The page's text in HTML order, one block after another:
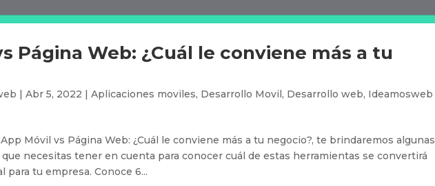
Página Web: ¿Cuál le conviene más a tu
|Abr 5, 2022 |Aplicaciones moviles, Desarrollo Movil, Desarrollo web, Ideamosweb
Móvil vs Página Web: ¿Cuál le conviene más a tu negocio?, te brindaremos algunas
necesitas tener en cuenta para conocer cuál de estas herramientas se convertirá
para tu empresa. Conoce 6...